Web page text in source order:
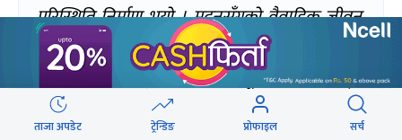
परिस्थिति निर्माण भयो । मदनसँगको वैवाहिक जीवन,
त्यस पछि उहाँसँगको सहयात्रा र नयाँ राजनीतिक
परिवेशले मेरो दायित्व बेग्लै ढङ्गले अगाडि बढ्न
खोजिरहेको थियो ।
ताजा अपडेट ट्रेन्डिङ प्रोफाइल सर्च